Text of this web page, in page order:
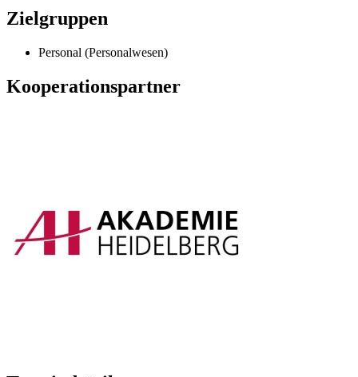
Zielgruppen
Personal (Personalwesen)
Kooperationspartner